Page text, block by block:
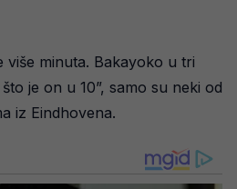
više minuta. Bakayoko u tri
je on u 10”, samo su neki od
iz Eindhovena.